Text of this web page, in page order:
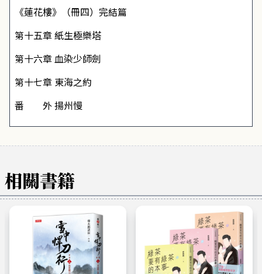
《蓮花樓》（冊四）完結篇
第十五章 紙生極樂塔
第十六章 血染少師劍
第十七章 東海之約
番 外 揚州慢
相關書籍